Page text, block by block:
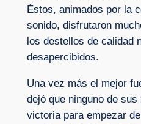
Éstos, animados por la
sonido, disfrutaron
los destellos de calidad
desapercibidos.
Una vez más el mejor
dejó que ninguno de
victoria para empezar